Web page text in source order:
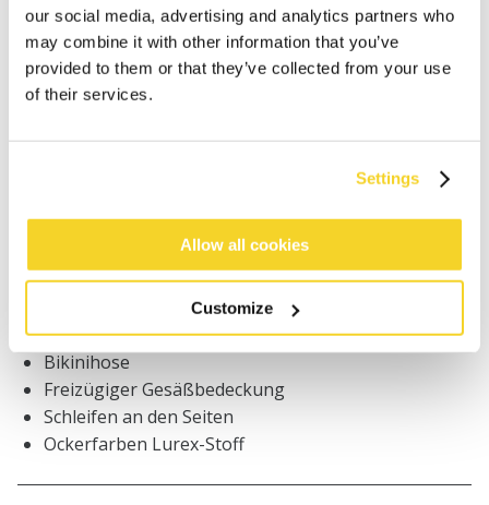
our social media, advertising and analytics partners who
may combine it with other information that you’ve
provided to them or that they’ve collected from your use
of their services.
Settings
Allow all cookies
Customize
IN DEN WARENKORB
Bestellungen, die vor 12 Uhr MEZ (Montag bis
Tag versandt
Kostenlose Lieferung für Bestellungen über 50€
Bikinihose
Freizügiger Gesäßbedeckung
Schleifen an den Seiten
Ockerfarben Lurex-Stoff